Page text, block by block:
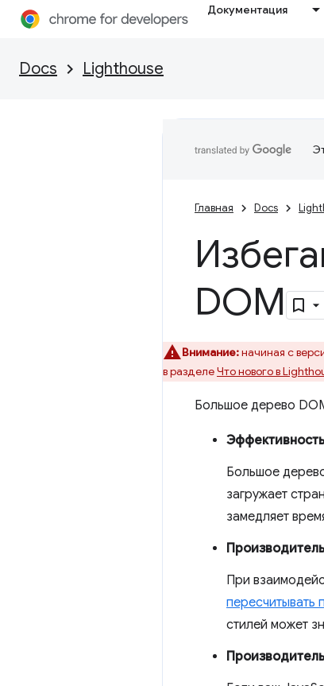
Документация
Docs Lighthouse
Главная Docs
DOM
Внимание:начиная с
в разделеЧто нового в
Большое дерево
Большое
загружает
замедляет
При
пересчитывать
стилей может